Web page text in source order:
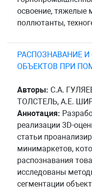
освоение, тяжелые
поллютанты,
РАСПОЗНАВАНИЕ
ОБЪЕКТОВ ПРИ
Авторы: С.А.
ТОЛСТЕЛЬ, А.Е.
Аннотация:
реализации 3D-
статьи
минимаркетов,
распознавания
исследованы
сегментации